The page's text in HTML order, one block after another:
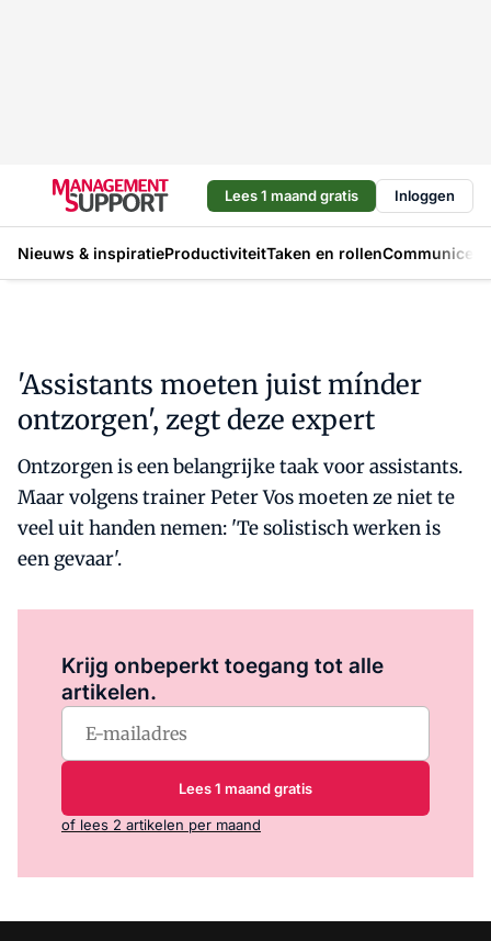
Lees 1 maand gratis Inloggen
Nieuws & inspiratieProductiviteitTaken en rollen
'Assistants moeten juist mínder
ontzorgen', zegt deze expert
Ontzorgen is een belangrijke taak voor assistants.
Maar volgens trainer Peter Vos moeten ze niet te
veel uit handen nemen: 'Te solistisch werken is
een gevaar'.
Krijg onbeperkt toegang tot alle
artikelen.
Lees 1 maand gratis
of lees 2 artikelen per maand